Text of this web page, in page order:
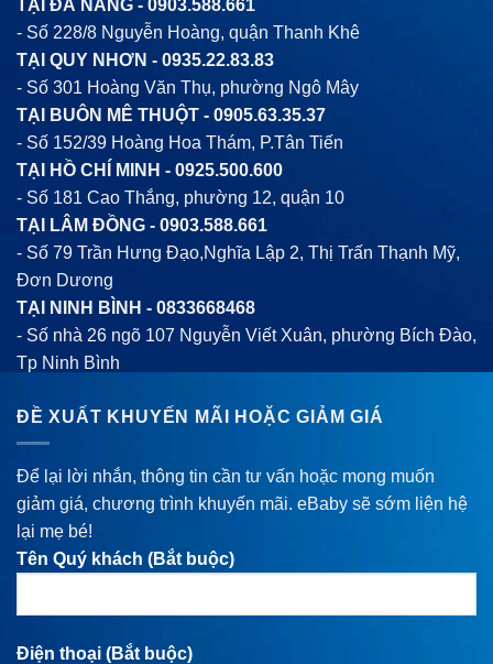
TẠI ĐÀ NẴNG - 0903.588.661
- Số 228/8 Nguyễn Hoàng, quận Thanh Khê
TẠI QUY NHƠN - 0935.22.83.83
- Số 301 Hoàng Văn Thụ, phường Ngô Mây
TẠI BUÔN MÊ THUỘT - 0905.63.35.37
- Số 152/39 Hoàng Hoa Thám, P.Tân Tiến
TẠI HỒ CHÍ MINH - 0925.500.600
- Số 181 Cao Thắng, phường 12, quận 10
TẠI LÂM ĐỒNG - 0903.588.661
- Số 79 Trần Hưng Đạo,Nghĩa Lập 2, Thị Trấn Thạnh Mỹ,
Đơn Dương
TẠI NINH BÌNH - 0833668468
- Số nhà 26 ngõ 107 Nguyễn Viết Xuân, phường Bích Đào,
Tp Ninh Bình
ĐỀ XUẤT KHUYẾN MÃI HOẶC GIẢM GIÁ
Để lại lời nhắn, thông tin cần tư vấn hoặc mong muốn
giảm giá, chương trình khuyến mãi. eBaby sẽ sớm liện hệ
lại mẹ bé!
Tên Quý khách (Bắt buộc)
Điện thoại (Bắt buộc)